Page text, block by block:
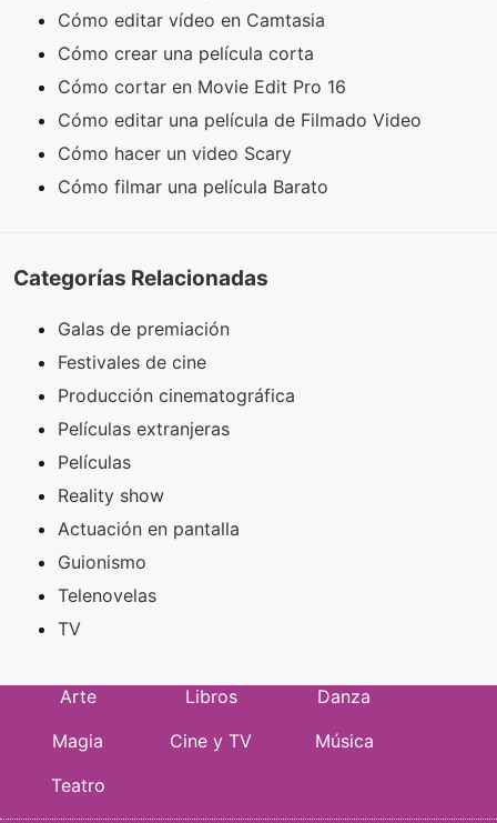
Cómo editar vídeo en Camtasia
Cómo crear una película corta
Cómo cortar en Movie Edit Pro 16
Cómo editar una película de Filmado Video
Cómo hacer un video Scary
Cómo filmar una película Barato
Categorías Relacionadas
Galas de premiación
Festivales de cine
Producción cinematográfica
Películas extranjeras
Películas
Reality show
Actuación en pantalla
Guionismo
Telenovelas
TV
Arte Libros
Danza
Magia
Cine y TV
Música
Teatro